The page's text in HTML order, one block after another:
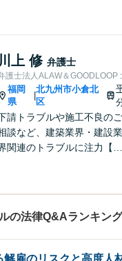
ョン」をモットーに問題の
本質把握から解決に至るまで
切丁寧に対応します！【宅
建士資格あり】
川上 修 弁護士
護士法人ALAW＆GOODLOOP
福岡
県
|
北九州市小倉北
区
請トラブルや施工不良のご
談など、建築業界・建設業
関連のトラブルに注力【企
ご相談はお任せください
式発行も対応【小倉駅3分】
の法律Q&Aランキング
解雇のリスクと高度人